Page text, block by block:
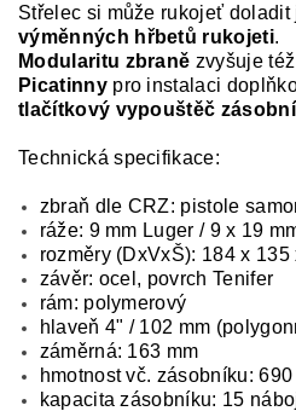
Střelec si může rukojeť doladit
výměnných hřbetů rukojeti.
Modularitu zbraně zvyšuje též
Picatinnypro instalaci
tlačítkový vypouštěč
Technická specifikace:
zbraň dle CRZ: pistole
ráže: 9 mm Luger / 9 x 19
rozměry (DxVxŠ): 184 x 135
závěr: ocel, povrch Tenifer
rám: polymerový
hlaveň 4" / 102 mm
záměrná: 163 mm
hmotnost vč. zásobníku: 690
kapacita zásobníku: 15